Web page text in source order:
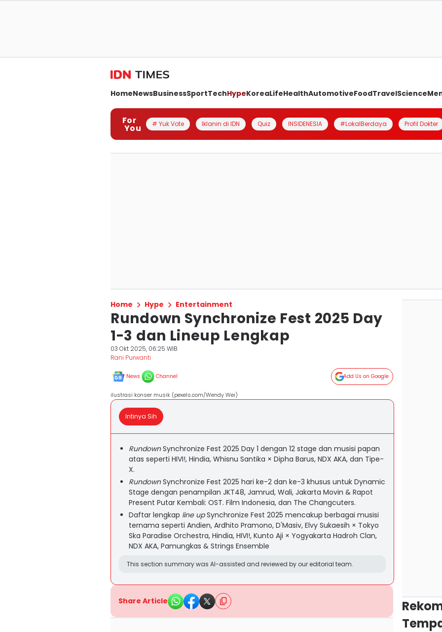
HomeNewsBusinessSportTechHypeKoreaLifeHealthAutomotiveFoodTravelScience
For
You # Yuk Vote Iklanin di IDN Quiz INSIDENESIA #LokalBerdaya Profil Dokter
Home Hype Entertainment
Rundown Synchronize Fest 2025 Day
1-3 dan Lineup Lengkap
03 Okt 2025, 06:25 WIB
Rani Purwanti
News Channel Add Us on Google
ilustrasi konser musik (pexels.com/Wendy Wei)
Intinya Sih
RundownSynchronize Fest 2025 Day 1 dengan 12 stage dan musisi papan
atas seperti HIVI!, Hindia, Whisnu Santika × Dipha Barus, NDX AKA, dan Tipe-
X.
RundownSynchronize Fest 2025 hari ke-2 dan ke-3 khusus untuk Dynamic
Stage dengan penampilan JKT48, Jamrud, Wali, Jakarta Movin & Rapot
Present Putar Kembali: OST. Film Indonesia, dan The Changcuters.
Daftar lengkap line upSynchronize Fest 2025 mencakup berbagai musisi
ternama seperti Andien, Ardhito Pramono, D'Masiv, Elvy Sukaesih × Tokyo
Ska Paradise Orchestra, Hindia, HIVI!, Kunto Aji × Yogyakarta Hadroh Clan,
NDX AKA, Pamungkas & Strings Ensemble
This section summary was AI-assisted and reviewed by our editorial team.
Share Article